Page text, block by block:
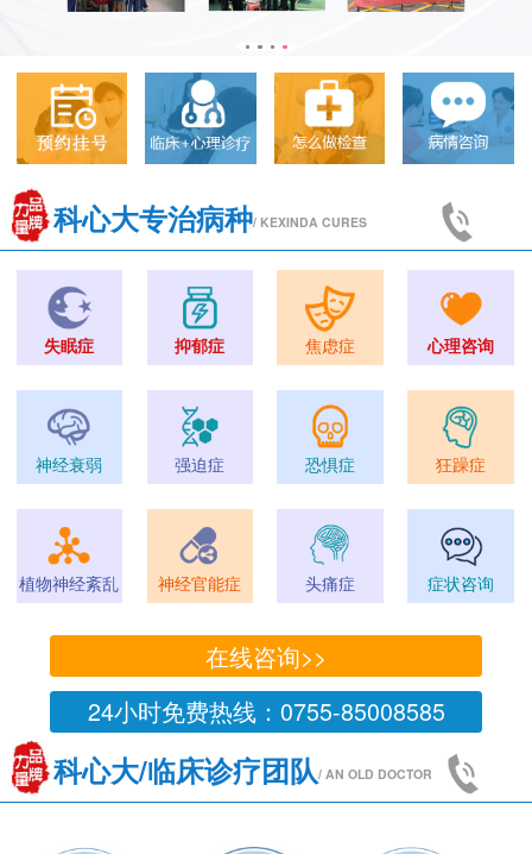
科心大专治病种/ KEXINDA CURES
失眠症 抑郁症 焦虑症 心理咨询
神经衰弱 强迫症 恐惧症 狂躁症
植物神经紊乱 神经官能症 头痛症 症状咨询
在线咨询>>
24小时免费热线：0755-85008585
科心大/临床诊疗团队/ AN OLD DOCTOR